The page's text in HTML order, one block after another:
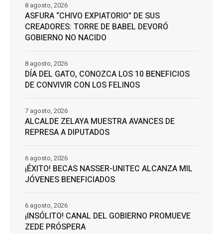
ASFURA “CHIVO EXPIATORIO” DE SUS
CREADORES: TORRE DE BABEL DEVORÓ
GOBIERNO NO NACIDO
8 agosto, 2026
DÍA DEL GATO, CONOZCA LOS 10 BENEFICIOS
DE CONVIVIR CON LOS FELINOS
8 agosto, 2026
ALCALDE ZELAYA MUESTRA AVANCES DE
REPRESA A DIPUTADOS
7 agosto, 2026
¡ÉXITO! BECAS NASSER-UNITEC ALCANZA MIL
JÓVENES BENEFICIADOS
6 agosto, 2026
¡INSÓLITO! CANAL DEL GOBIERNO PROMUEVE
ZEDE PRÓSPERA
6 agosto, 2026